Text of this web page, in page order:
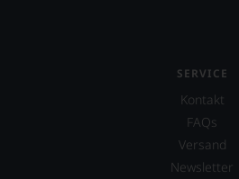
SERVICE
Kontakt
FAQs
Versand
Newsletter